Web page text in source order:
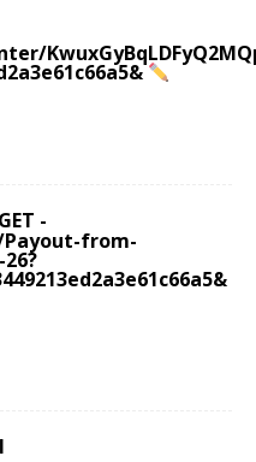
-
from-